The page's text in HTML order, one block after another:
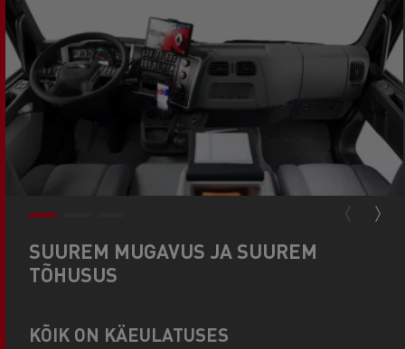
SUUREM MUGAVUS JA SUUREM
TÕHUSUS
KÕIK ON KÄEULATUSES